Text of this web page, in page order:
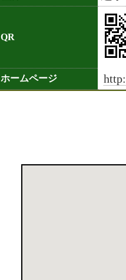
QR
ホームページ